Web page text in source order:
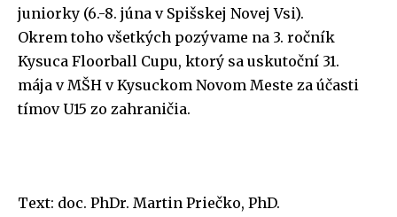
juniorky (6.-8. júna v Spišskej Novej Vsi).
Okrem toho všetkých pozývame na 3. ročník
Kysuca Floorball Cupu, ktorý sa uskutoční 31.
mája v MŠH v Kysuckom Novom Meste za účasti
tímov U15 zo zahraničia.
Text: doc. PhDr. Martin Priečko, PhD.